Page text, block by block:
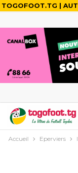
TOGOFOOT.TG |
Accueil Eperviers